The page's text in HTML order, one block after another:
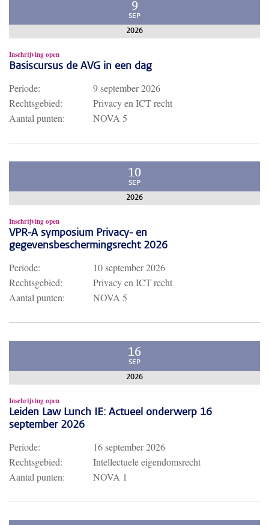
9
SEP
2026
Inschrijving open
Basiscursus de AVG in een dag
Periode:
9 september 2026
Rechtsgebied:
Privacy en ICT recht
Aantal punten:
NOVA 5
10
SEP
2026
Inschrijving open
VPR-A symposium Privacy- en
gegevensbeschermingsrecht 2026
Periode:
10 september 2026
Rechtsgebied:
Privacy en ICT recht
Aantal punten:
NOVA 5
16
SEP
2026
Inschrijving open
Leiden Law Lunch IE: Actueel onderwerp 16
september 2026
Periode:
16 september 2026
Rechtsgebied:
Intellectuele eigendomsrecht
Aantal punten:
NOVA 1